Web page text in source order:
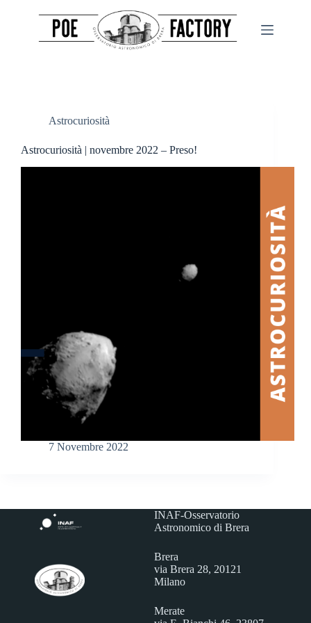
Astrocuriosità
Astrocuriosità | novembre 2022 – Preso!
7 Novembre 2022
INAF-Osservatorio
Astronomico di Brera
Brera
via Brera 28, 20121
Milano
Merate